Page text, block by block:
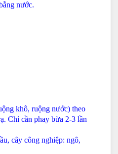
nước.
khô, ruộng nước) theo
Chỉ cần phay bừa 2-3 lần
cây công nghiệp: ngô,